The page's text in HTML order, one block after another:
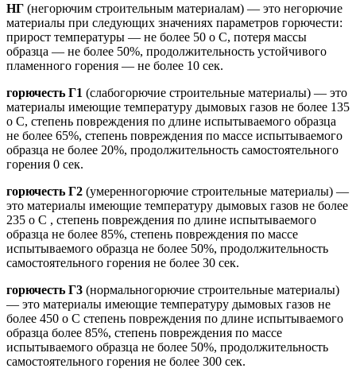
НГ (негорючим строительным материалам) — это негорючие
материалы при следующих значениях параметров горючести:
прирост температуры — не более 50 o C, потеря массы
образца — не более 50%, продолжительность устойчивого
пламенного горения — не более 10 сек.
горючесть Г1 (слабогорючие строительные материалы) — это
материалы имеющие температуру дымовых газов не более 135
o C, степень повреждения по длине испытываемого образца
не более 65%, степень повреждения по массе испытываемого
образца не более 20%, продолжительность самостоятельного
горения 0 сек.
горючесть Г2 (умеренногорючие строительные материалы) —
это материалы имеющие температуру дымовых газов не более
235 o C , степень повреждения по длине испытываемого
образца не более 85%, степень повреждения по массе
испытываемого образца не более 50%, продолжительность
самостоятельного горения не более 30 сек.
горючесть Г3 (нормальногорючие строительные материалы)
— это материалы имеющие температуру дымовых газов не
более 450 o C степень повреждения по длине испытываемого
образца более 85%, степень повреждения по массе
испытываемого образца не более 50%, продолжительность
самостоятельного горения не более 300 сек.